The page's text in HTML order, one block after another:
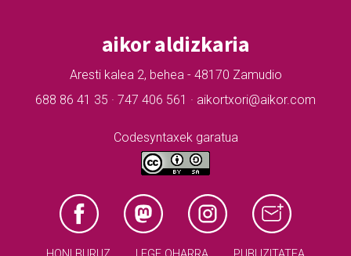
aikor aldizkaria
Aresti kalea 2, behea - 48170 Zamudio
688 86 41 35 · 747 406 561 · aikortxori@aikor.com
Codesyntaxek garatua